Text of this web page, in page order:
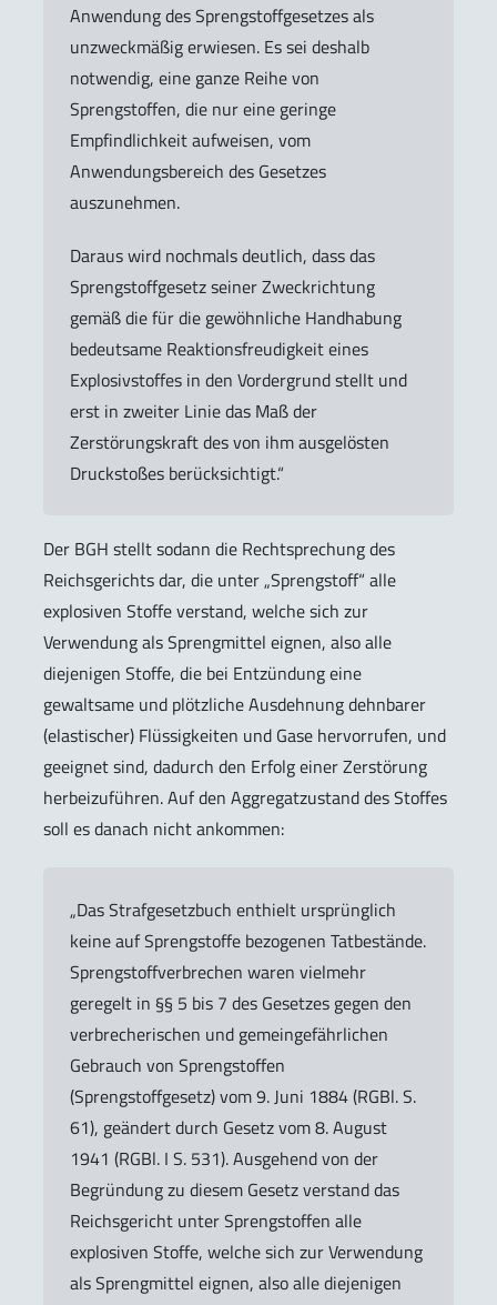
Anwendung des Sprengstoffgesetzes als
unzweckmäßig erwiesen. Es sei deshalb
notwendig, eine ganze Reihe von
Sprengstoffen, die nur eine geringe
Empfindlichkeit aufweisen, vom
Anwendungsbereich des Gesetzes
auszunehmen.
Daraus wird nochmals deutlich, dass das
Sprengstoffgesetz seiner Zweckrichtung
gemäß die für die gewöhnliche Handhabung
bedeutsame Reaktionsfreudigkeit eines
Explosivstoffes in den Vordergrund stellt und
erst in zweiter Linie das Maß der
Zerstörungskraft des von ihm ausgelösten
Druckstoßes berücksichtigt.“
Der BGH stellt sodann die Rechtsprechung des
Reichsgerichts dar, die unter „Sprengstoff“ alle
explosiven Stoffe verstand, welche sich zur
Verwendung als Sprengmittel eignen, also alle
diejenigen Stoffe, die bei Entzündung eine
gewaltsame und plötzliche Ausdehnung dehnbarer
(elastischer) Flüssigkeiten und Gase hervorrufen, und
geeignet sind, dadurch den Erfolg einer Zerstörung
herbeizuführen. Auf den Aggregatzustand des Stoffes
soll es danach nicht ankommen:
„Das Strafgesetzbuch enthielt ursprünglich
keine auf Sprengstoffe bezogenen Tatbestände.
Sprengstoffverbrechen waren vielmehr
geregelt in §§ 5 bis 7 des Gesetzes gegen den
verbrecherischen und gemeingefährlichen
Gebrauch von Sprengstoffen
(Sprengstoffgesetz) vom 9. Juni 1884 (RGBl. S.
61), geändert durch Gesetz vom 8. August
1941 (RGBl. I S. 531). Ausgehend von der
Begründung zu diesem Gesetz verstand das
Reichsgericht unter Sprengstoffen alle
explosiven Stoffe, welche sich zur Verwendung
als Sprengmittel eignen, also alle diejenigen